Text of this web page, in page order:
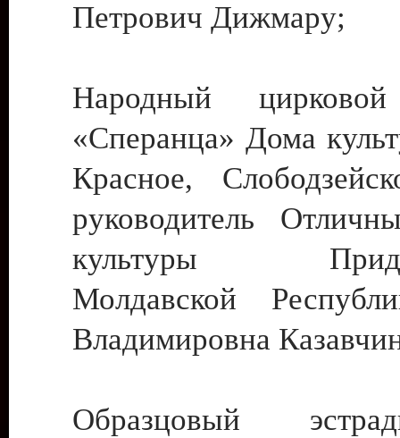
Петрович Дижмару;
Народный цирковой
«Сперанца» Дома
Красное,
руководитель
культуры
Молдавской
Владимировна
Образцовый